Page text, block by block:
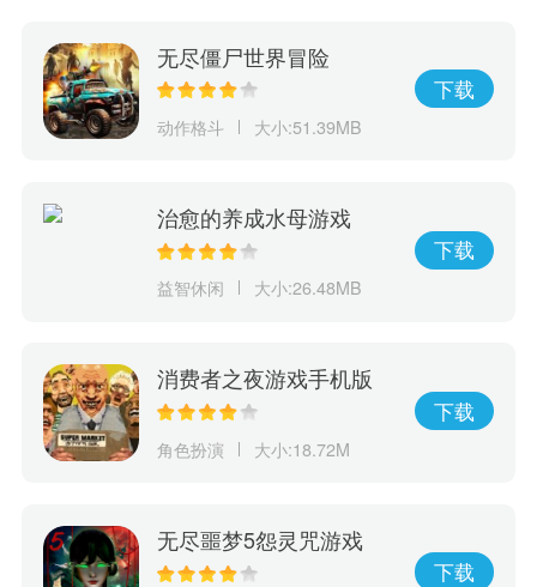
无尽僵尸世界冒险
动作格斗 大小:51.39MB
下载
治愈的养成水母游戏
益智休闲 大小:26.48MB
下载
消费者之夜游戏手机版
角色扮演 大小:18.72M
下载
无尽噩梦5怨灵咒游戏
下载